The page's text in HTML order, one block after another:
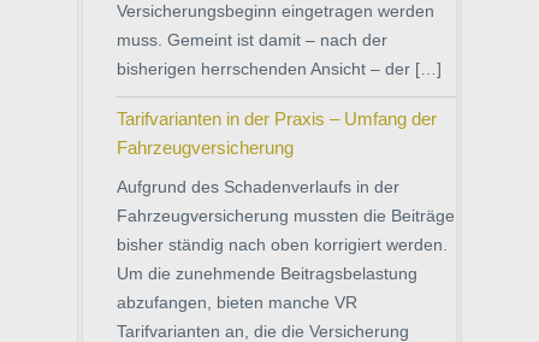
Versicherungsbeginn eingetragen werden
muss. Gemeint ist damit – nach der
bisherigen herrschenden Ansicht – der […]
Tarifvarianten in der Praxis – Umfang der
Fahrzeugversicherung
Aufgrund des Schadenverlaufs in der
Fahrzeugversicherung mussten die Beiträge
bisher ständig nach oben korrigiert werden.
Um die zunehmende Beitragsbelastung
abzufangen, bieten manche VR
Tarifvarianten an, die die Versicherung